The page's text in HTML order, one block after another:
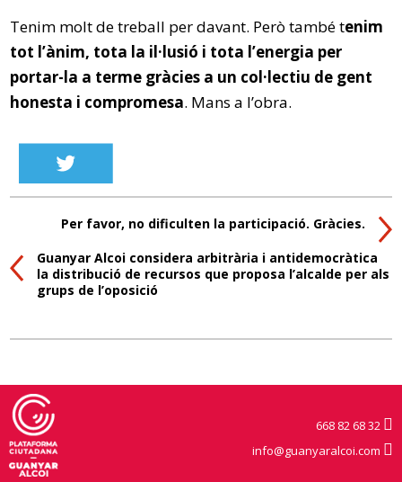
Tenim molt de treball per davant. Però també tenim
tot l’ànim, tota la il·lusió i tota l’energia per
portar-la a terme gràcies a un col·lectiu de gent
honesta i compromesa. Mans a l’obra.
Per favor, no dificulten la participació. Gràcies.
Guanyar Alcoi considera arbitrària i antidemocràtica
la distribució de recursos que proposa l’alcalde per als
grups de l’oposició
668 82 68 32
info@guanyaralcoi.com